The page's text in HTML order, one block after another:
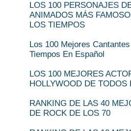
LOS 100 PERSONAJES
ANIMADOS MÁS
LOS TIEMPOS
Los 100 Mejores
Tiempos En Español
LOS 100 MEJORES
HOLLYWOOD DE TODOS
RANKING DE LAS 40
DE ROCK DE LOS 70